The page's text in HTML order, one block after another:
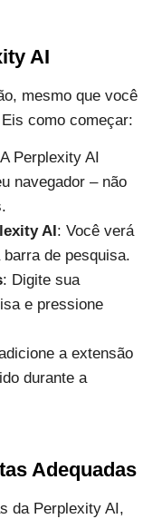
AI
mesmo que você
como começar:
Perplexity AI
navegador – não
AI : Você verá
de pesquisa.
: Digite sua
e pressione
a extensão
durante a
Adequadas
da Perplexity AI,